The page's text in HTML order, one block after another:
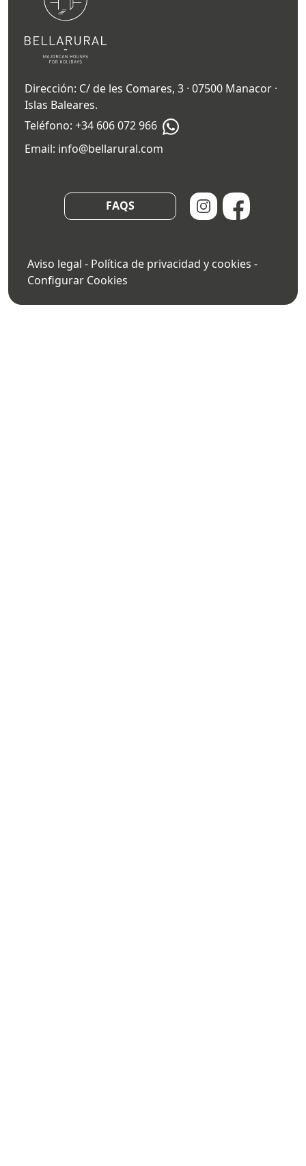
Dirección: C/ de les Comares, 3 · 07500 Manacor ·
Islas Baleares.
Teléfono: +34 606 072 966
Email: info@bellarural.com
FAQS
Aviso legal - Política de privacidad y cookies -
Configurar Cookies